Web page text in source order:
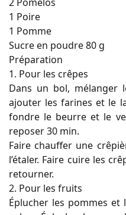
1 Poire
1 Pomme
Sucre en poudre 80 g
Préparation
1. Pour les crêpes
Dans un bol, mélanger
ajouter les farines et le
fondre le beurre et le
reposer 30 min.
Faire chauffer une
l’étaler. Faire cuire les
retourner.
2. Pour les fruits
Éplucher les pommes et